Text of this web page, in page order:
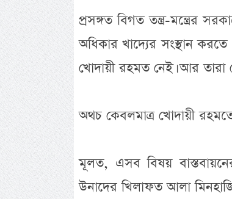
প্রসঙ্গত বিগত তন্ত্র-মন্ত্রের
অধিকার খাদ্যের সংস্থান
খোদায়ী রহমত নেই। আর তারা
অথচ কেবলমাত্র খোদায়ী
মূলত, এসব বিষয়
উনাদের খিলাফত আলা